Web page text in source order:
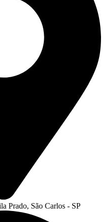
Prado, São Carlos - SP